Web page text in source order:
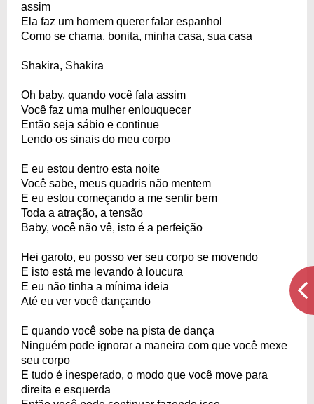
assim
Ela faz um homem querer falar espanhol
Como se chama, bonita, minha casa, sua casa
Shakira, Shakira
Oh baby, quando você fala assim
Você faz uma mulher enlouquecer
Então seja sábio e continue
Lendo os sinais do meu corpo
E eu estou dentro esta noite
Você sabe, meus quadris não mentem
E eu estou começando a me sentir bem
Toda a atração, a tensão
Baby, você não vê, isto é a perfeição
Hei garoto, eu posso ver seu corpo se movendo
E isto está me levando à loucura
E eu não tinha a mínima ideia
Até eu ver você dançando
E quando você sobe na pista de dança
Ninguém pode ignorar a maneira com que você mexe
seu corpo
E tudo é inesperado, o modo que você move para
direita e esquerda